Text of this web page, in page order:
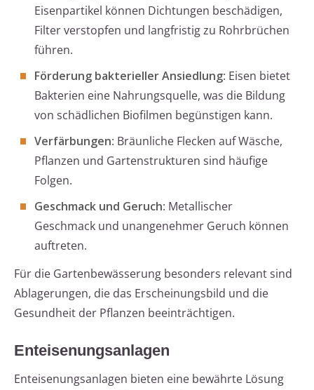
Eisenpartikel können Dichtungen beschädigen,
Filter verstopfen und langfristig zu Rohrbrüchen
führen.
Förderung bakterieller Ansiedlung: Eisen bietet
Bakterien eine Nahrungsquelle, was die Bildung
von schädlichen Biofilmen begünstigen kann.
Verfärbungen: Bräunliche Flecken auf Wäsche,
Pflanzen und Gartenstrukturen sind häufige
Folgen.
Geschmack und Geruch: Metallischer
Geschmack und unangenehmer Geruch können
auftreten.
Für die Gartenbewässerung besonders relevant sind
Ablagerungen, die das Erscheinungsbild und die
Gesundheit der Pflanzen beeinträchtigen.
Enteisenungsanlagen
Enteisenungsanlagen bieten eine bewährte Lösung